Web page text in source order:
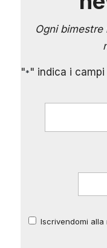
Ogni
"*" indica i
Iscrivendomi